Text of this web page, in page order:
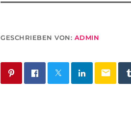
GESCHRIEBEN VON: ADMIN
email